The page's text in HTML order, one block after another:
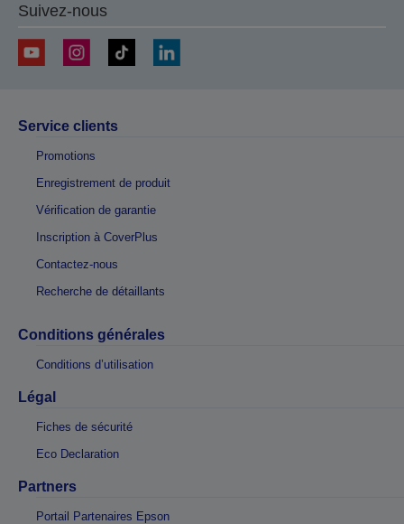
Suivez-nous
Service clients
Promotions
Enregistrement de produit
Vérification de garantie
Inscription à CoverPlus
Contactez-nous
Recherche de détaillants
Conditions générales
Conditions d’utilisation
Légal
Fiches de sécurité
Eco Declaration
Partners
Portail Partenaires Epson